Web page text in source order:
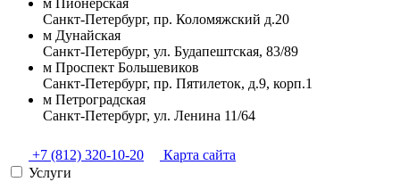
м Пионерская
Санкт-Петербург, пр. Коломяжский д.20
м Дунайская
Санкт-Петербург, ул. Будапештская, 83/89
м Проспект Большевиков
Санкт-Петербург, пр. Пятилеток, д.9, корп.1
м Петроградская
Санкт-Петербург, ул. Ленина 11/64
+7 (812) 320-10-20
Карта сайта
Услуги